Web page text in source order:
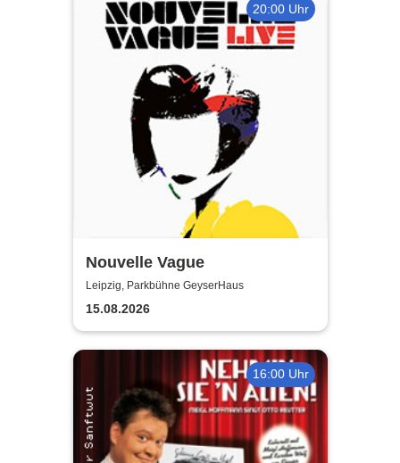
20:00 Uhr
Nouvelle Vague
Leipzig, Parkbühne GeyserHaus
15.08.2026
16:00 Uhr